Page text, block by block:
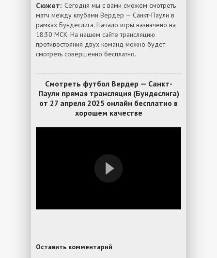
Сюжет: Сегодня мы с вами сможем смотреть
матч между клубами Вердер — Санкт-Паули в
рамках Бундеслига. Начало игры назначено на
18:30 МСК. На нашем сайте трансляцию
противостояния двух команд можно будет
смотреть совершенно бесплатно.
Смотреть футбол Вердер — Санкт-
Паули прямая трансляция (Бундеслига)
от 27 апреля 2025 онлайн бесплатно в
хорошем качестве
Оставить комментарий